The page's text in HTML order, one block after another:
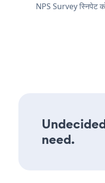
NPS Survey स्निपेट
need.